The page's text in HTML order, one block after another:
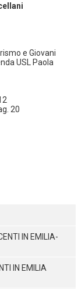
e Giovani
USL Paola
20
IN EMILIA-
IN EMILIA